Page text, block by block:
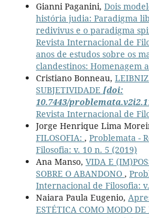
Gianni Paganini, Dois
história judia: Paradigma
redivivus e o paradigma
Revista Internacional de
anos de estudos sobre os
clandestinos: Homenagem
Cristiano Bonneau,
SUBJETIVIDADE [doi:
10.7443/
Revista Internacional de
Jorge Henrique Lima
FILOSOFIA: , Problemata -
Filosofia: v. 10 n. 5 (2019)
Ana Manso, VIDA E
SOBRE O ABANDONO ,
Internacional de Filosofia:
Naiara Paula Eugenio,
ESTÉTICA COMO MODO